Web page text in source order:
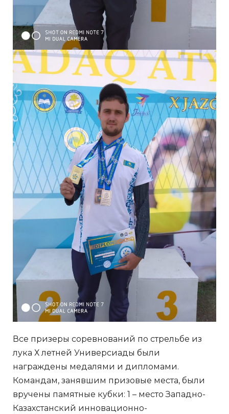
Все призеры соревнований по стрельбе из
лука Х летней Универсиады были
награждены медалями и дипломами.
Командам, занявшим призовые места, были
вручены памятные кубки: 1 – место Западно-
Казахстанский инновационно-